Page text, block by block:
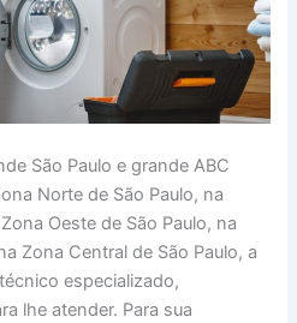
São Paulo e grande ABC
Norte de São Paulo, na
Oeste de São Paulo, na
Zona Central de São Paulo, a
especializado,
lhe atender. Para sua